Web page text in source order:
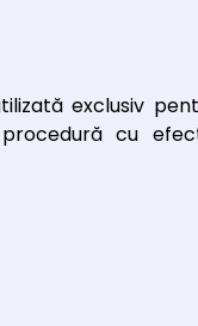
exclusiv
cu